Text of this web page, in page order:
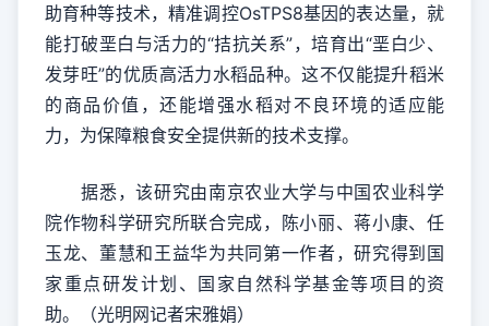
助育种等技术，精准调控OsTPS8基因的表达量，就
能打破垩白与活力的“拮抗关系”，培育出“垩白少、
发芽旺”的优质高活力水稻品种。这不仅能提升稻米
的商品价值，还能增强水稻对不良环境的适应能
力，为保障粮食安全提供新的技术支撑。
据悉，该研究由南京农业大学与中国农业科学
院作物科学研究所联合完成，陈小丽、蒋小康、任
玉龙、董慧和王益华为共同第一作者，研究得到国
家重点研发计划、国家自然科学基金等项目的资
助。（光明网记者宋雅娟）